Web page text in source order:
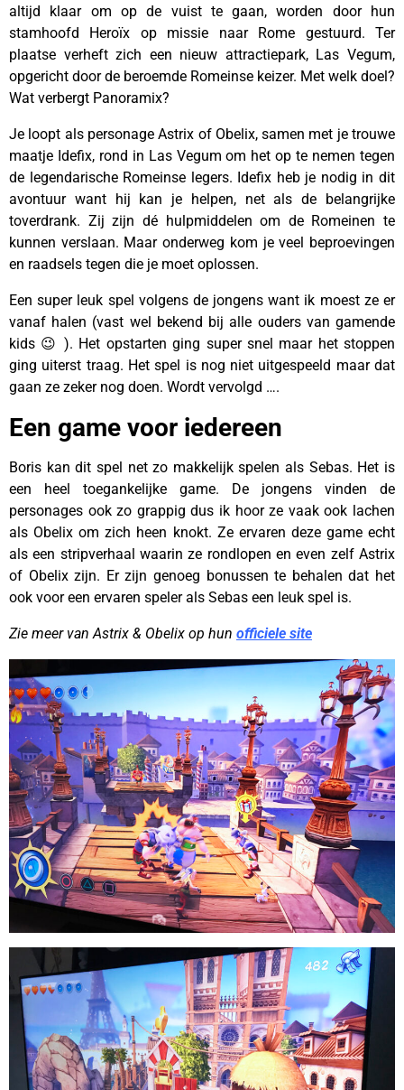
altijd klaar om op de vuist te gaan, worden door hun
stamhoofd Heroïx op missie naar Rome gestuurd. Ter
plaatse verheft zich een nieuw attractiepark, Las Vegum,
opgericht door de beroemde Romeinse keizer. Met welk doel?
Wat verbergt Panoramix?
Je loopt als personage Astrix of Obelix, samen met je trouwe
maatje Idefix, rond in Las Vegum om het op te nemen tegen
de legendarische Romeinse legers. Idefix heb je nodig in dit
avontuur want hij kan je helpen, net als de belangrijke
toverdrank. Zij zijn dé hulpmiddelen om de Romeinen te
kunnen verslaan. Maar onderweg kom je veel beproevingen
en raadsels tegen die je moet oplossen.
Een super leuk spel volgens de jongens want ik moest ze er
vanaf halen (vast wel bekend bij alle ouders van gamende
kids 😉 ). Het opstarten ging super snel maar het stoppen
ging uiterst traag. Het spel is nog niet uitgespeeld maar dat
gaan ze zeker nog doen. Wordt vervolgd ….
Een game voor iedereen
Boris kan dit spel net zo makkelijk spelen als Sebas. Het is
een heel toegankelijke game. De jongens vinden de
personages ook zo grappig dus ik hoor ze vaak ook lachen
als Obelix om zich heen knokt. Ze ervaren deze game echt
als een stripverhaal waarin ze rondlopen en even zelf Astrix
of Obelix zijn. Er zijn genoeg bonussen te behalen dat het
ook voor een ervaren speler als Sebas een leuk spel is.
Zie meer van Astrix & Obelix op hun officiele site